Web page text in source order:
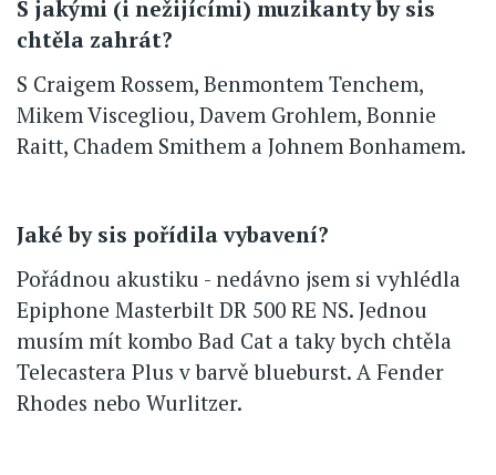
S jakými (i nežijícími) muzikanty by sis
chtěla zahrát?
S Craigem Rossem, Benmontem Tenchem,
Mikem Viscegliou, Davem Grohlem, Bonnie
Raitt, Chadem Smithem a Johnem Bonhamem.
Jaké by sis pořídila vybavení?
Pořádnou akustiku - nedávno jsem si vyhlédla
Epiphone Masterbilt DR 500 RE NS. Jednou
musím mít kombo Bad Cat a taky bych chtěla
Telecastera Plus v barvě blueburst. A Fender
Rhodes nebo Wurlitzer.